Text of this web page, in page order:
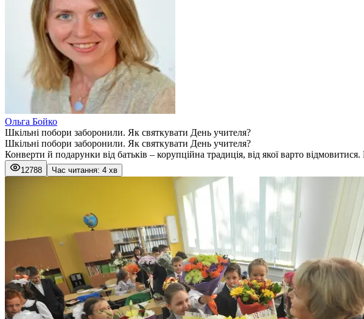
Ольга Бойко
Шкільні побори заборонили. Як святкувати День учителя?
Шкільні побори заборонили. Як святкувати День учителя?
Конверти й подарунки від батьків – корупційна традиція, від якої варто
12788 Час читання: 4 хв